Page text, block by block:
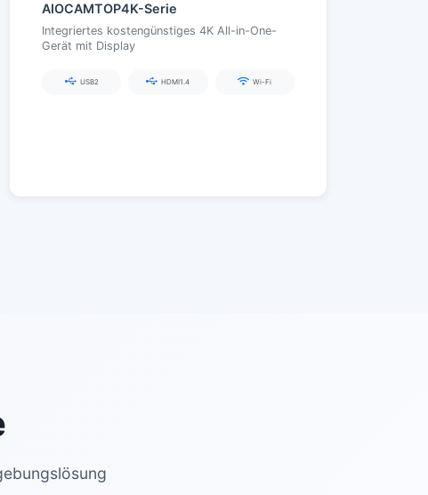
AIOCAMTOP4K-Serie
Integriertes kostengünstiges 4K All-in-One-
Gerät mit Display
USB2 HDMI1.4 Wi-Fi